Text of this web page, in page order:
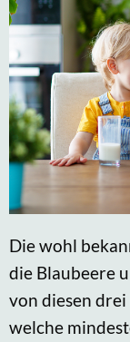
Die wohl
die Blaubeere
von diesen
welche